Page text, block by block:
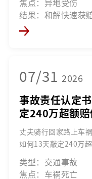
焦点：异地受伤
结果：和解快速获
07/31 2026
事故责任认定
定240万超额赔
丈夫骑行回家路上车
如何13天敲定240万超
类型：交通事故
焦点：车祸死亡